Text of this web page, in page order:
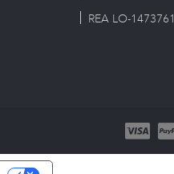
REA LO-1473761